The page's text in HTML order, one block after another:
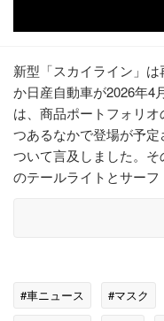
新型「スカイライン」
か日産自動車が2026年4
は、商品ポートフォリオ
つあるなかで登場が予
ついて言及しました。
のテールライトとサーフ
#車ニュース #マスク